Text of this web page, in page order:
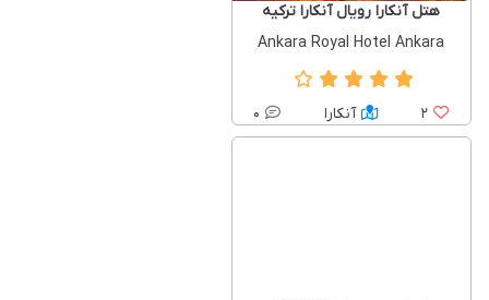
هتل آنکارا رویال آنکارا ترکیه
Ankara Royal Hotel Ankara
2 آنکارا 0